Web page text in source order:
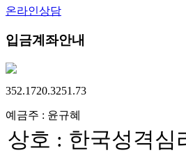
온라인상담
입금계좌안내
352.1720.3251.73
예금주 : 윤규혜
상호 : 한국성격